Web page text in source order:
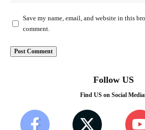
Save my name, email, and website in this
comment.
Follow US
Find US on Social